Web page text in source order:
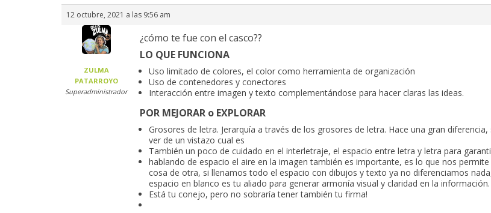
12 octubre, 2021 a las 9:56 am
ZULMA
PATARROYO
Superadministrador
¿cómo te fue con el casco??
LO QUE FUNCIONA
Uso limitado de colores, el color como herramienta de organización
Uso de contenedores y conectores
Interacción entre imagen y texto complementándose para hacer claras las ideas.
POR MEJORAR o EXPLORAR
Grosores de letra. Jerarquía a través de los grosores de letra. Hace una gran
ver de un vistazo cual es
También un poco de cuidado en el interletraje, el espacio entre letra y letra para
hablando de espacio el aire en la imagen también es importante, es lo que nos
cosa de otra, si llenamos todo el espacio con dibujos y texto ya no diferenciamos
espacio en blanco es tu aliado para generar armonía visual y claridad en la información.
Está tu conejo, pero no sobraría tener también tu firma!